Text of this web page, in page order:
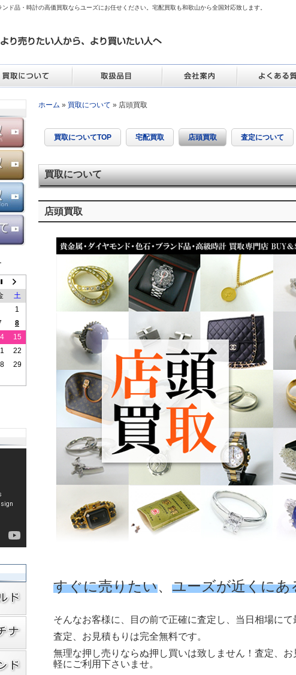
ド品・時計の高価買取ならユーズにお任せください。宅配買取も和歌山から全国対応致します。
ホーム » 買取について » 店頭買取
買取についてTOP 宅配買取 店頭買取 査定について
買取について
店頭買取
すぐに売りたい、 ユーズが近くにあ
そんなお客様に、目の前で正確に査定し、当日相場にて
査定、お見積もりは完全無料です。
無理な押し売りならぬ押し買いは致しません！査定、
軽にご利用下さいませ。
土
1
8
15
22
29